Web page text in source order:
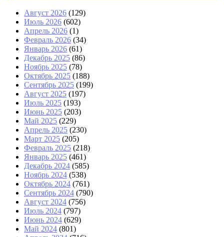
Август 2026 (129)
Июль 2026 (602)
Апрель 2026 (1)
Февраль 2026 (34)
Январь 2026 (61)
Декабрь 2025 (86)
Ноябрь 2025 (78)
Октябрь 2025 (188)
Сентябрь 2025 (199)
Август 2025 (197)
Июль 2025 (193)
Июнь 2025 (203)
Май 2025 (229)
Апрель 2025 (230)
Март 2025 (205)
Февраль 2025 (218)
Январь 2025 (461)
Декабрь 2024 (585)
Ноябрь 2024 (538)
Октябрь 2024 (761)
Сентябрь 2024 (790)
Август 2024 (756)
Июль 2024 (797)
Июнь 2024 (629)
Май 2024 (801)